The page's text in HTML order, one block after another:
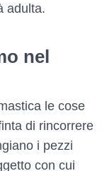
adulta.
nel
le cose
di rincorrere
i pezzi
con cui